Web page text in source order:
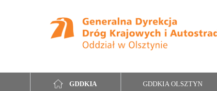
GDDKIA GDDKIA OLSZTYN